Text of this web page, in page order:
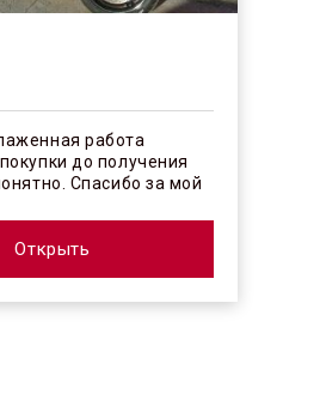
работа
до получения
Спасибо за мой
Открыть